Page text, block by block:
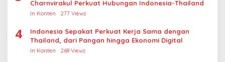
Charnvirakul Perkuat Hubungan Indonesia-Thailand
In Konten 277 Views
4
Indonesia Sepakat Perkuat Kerja Sama dengan
Thailand, dari Pangan hingga Ekonomi Digital
In Konten 268 Views